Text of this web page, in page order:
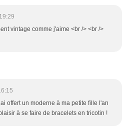
vintage comme j'aime <br /> <br />
offert un moderne à ma petite fille l'an
à se faire de bracelets en tricotin !